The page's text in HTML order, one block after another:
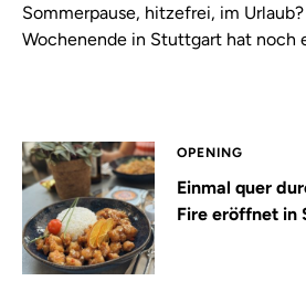
Sommerpause, hitzefrei, im
Wochenende in Stuttgart hat noch
OPENING
Einmal quer
Fire eröffnet in